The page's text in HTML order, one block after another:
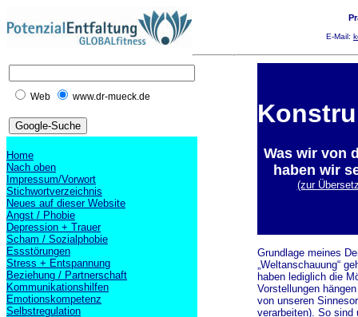
E-Mail:
Web www.dr-mueck.de
Home
Nach oben
Impressum/Vorwort
Stichwortverzeichnis
Neues auf dieser Website
Angst / Phobie
Depression + Trauer
Scham / Sozialphobie
Essstörungen
Stress + Entspannung
Beziehung / Partnerschaft
Kommunikationshilfen
Emotionskompetenz
Selbstregulation
Was wir von
haben wir
(zur
Grundlage meines
„Weltanschauung“
haben lediglich die
Vorstellungen
von unseren
verarbeiten). So sind